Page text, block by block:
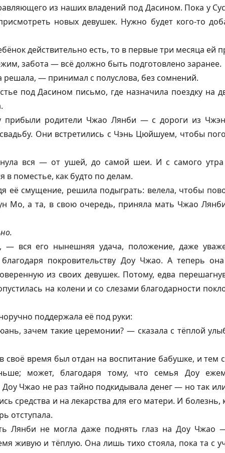
из наших владений под Дасином. Пока у
новых девушек. Нужно будет кого-то
действительно есть, то в первые три месяца ей
забота — всё должно быть подготовлено заранее.
решала, — принимал с полуслова, без сомнений.
под Дасином письмо, где назначила поездку на
прибыли родители Чжао Лянби — с дороги из
Они встретились с Чэнь Цюйшуем, чтобы
вся — от ушей, до самой шеи. И с самого утра
в поместье, как будто по делам.
её смущение, решила подыграть: велела, чтобы
Мо, а та, в свою очередь, приняла мать Чжао
— вся его нынешняя удача, положение, даже
покровительству Доу Чжао. А теперь
из своих девушек. Потому, едва
на колени и со слезами благодарности
поддержала её под руки:
зачем такие церемонии? — сказала с тёплой
время был отдан на воспитание бабушке, и тем
может, благодаря тому, что семья Доу
Чжао не раз тайно подкидывала денег — но так
средства и на лекарства для его матери. И болезнь,
отступала.
Лянби не могла даже поднять глаз на Доу Чжао
живую и тёплую. Она лишь тихо стояла, пока та с